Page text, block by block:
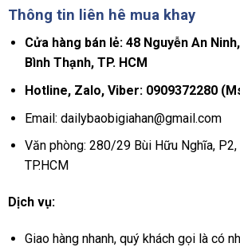
Thông tin liên hê mua khay
Cửa hàng bán lẻ: 48 Nguyễn An
Bình Thạnh, TP. HCM
Hotline, Zalo, Viber: 0909372280
Email: dailybaobigiahan@gmail.com
Văn phòng: 280/29 Bùi Hữu Nghĩa, P2,
TP.HCM
Dịch vụ:
Giao hàng nhanh, quý khách gọi là có